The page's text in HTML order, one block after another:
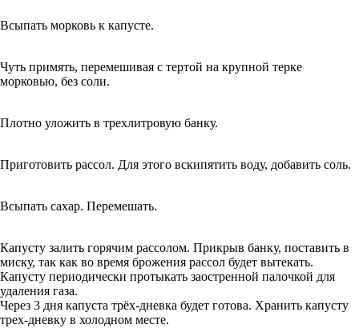
Всыпать морковь к капусте.
Чуть примять, перемешивая с тертой на крупной терке
морковью, без соли.
Плотно уложить в трехлитровую банку.
Приготовить рассол. Для этого вскипятить воду, добавить соль.
Всыпать сахар. Перемешать.
Капусту залить горячим рассолом. Прикрыв банку, поставить в
миску, так как во время брожения рассол будет вытекать.
Капусту периодически протыкать заостренной палочкой для
удаления газа.
Через 3 дня капуста трёх-дневка будет готова. Хранить капусту
трех-дневку в холодном месте.